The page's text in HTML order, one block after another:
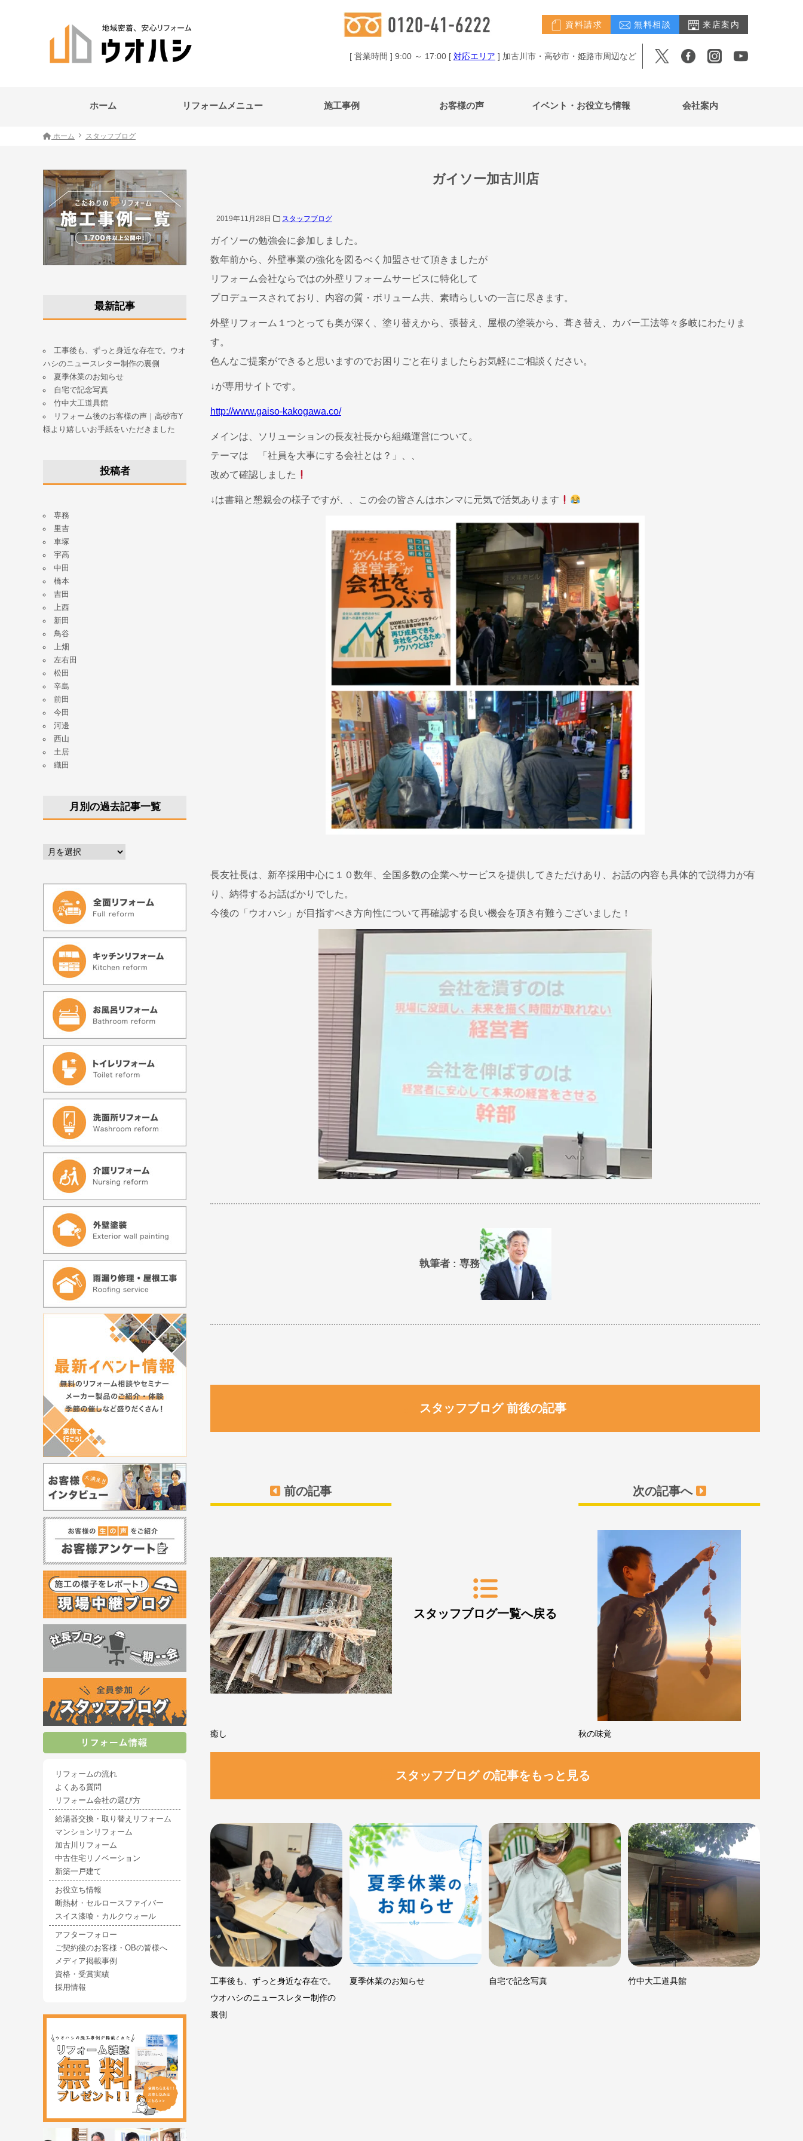
資料請求 無料相談 来店案内
[ 営業時間 ] 9:00 ～ 17:00 [ 対応エリア ] 加古川市・高砂市・姫路市周辺など
ホーム リフォームメニュー 施工事例 お客様の声 イベント・お役立ち情報 会社案内
ホーム スタッフブログ
ガイソー加古川店
2019年11月28日 スタッフブログ
ガイソーの勉強会に参加しました。
数年前から、外壁事業の強化を図るべく加盟させて頂きましたが
リフォーム会社ならではの外壁リフォームサービスに特化して
プロデュースされており、内容の質・ボリューム共、素晴らしいの一言に尽きます。
外壁リフォーム１つとっても奥が深く、塗り替えから、張替え、屋根の塗装から、葺き替え、カバー工法等々多岐にわたりま
す。
色んなご提案ができると思いますのでお困りごと在りましたらお気軽にご相談ください。
↓が専用サイトです。
http://www.gaiso-kakogawa.co/
メインは、ソリューションの長友社長から組織運営について。
テーマは 「社員を大事にする会社とは？」、、
改めて確認しました
↓は書籍と懇親会の様子ですが、、この会の皆さんはホンマに元気で活気あります
長友社長は、新卒採用中心に１０数年、全国多数の企業へサービスを提供してきただけあり、お話の内容も具体的で説得力が有
り、納得するお話ばかりでした。
今後の「ウオハシ」が目指すべき方向性について再確認する良い機会を頂き有難うございました！
執筆者 : 専務
スタッフブログ 前後の記事
前の記事
癒し
スタッフブログ一覧へ戻る
次の記事へ
秋の味覚
スタッフブログ の記事をもっと見る
工事後も、ずっと身近な存在で。
ウオハシのニュースレター制作の
裏側
夏季休業のお知らせ 自宅で記念写真 竹中大工道具館
最新記事
工事後も、ずっと身近な存在で。ウオ
ハシのニュースレター制作の裏側
夏季休業のお知らせ
自宅で記念写真
竹中大工道具館
リフォーム後のお客様の声｜高砂市Y
様より嬉しいお手紙をいただきました
投稿者
専務
里吉
車塚
宇高
中田
橋本
吉田
上西
新田
鳥谷
上畑
左右田
松田
辛島
前田
今田
河邊
西山
土居
織田
月別の過去記事一覧
リフォームの流れ
よくある質問
リフォーム会社の選び方
給湯器交換・取り替えリフォーム
マンションリフォーム
加古川リフォーム
中古住宅リノベーション
新築一戸建て
お役立ち情報
断熱材・セルロースファイバー
スイス漆喰・カルクウォール
アフターフォロー
ご契約後のお客様・OBの皆様へ
メディア掲載事例
資格・受賞実績
採用情報